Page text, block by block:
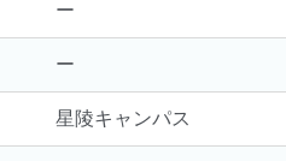
ー
ー
星陵キャンパス